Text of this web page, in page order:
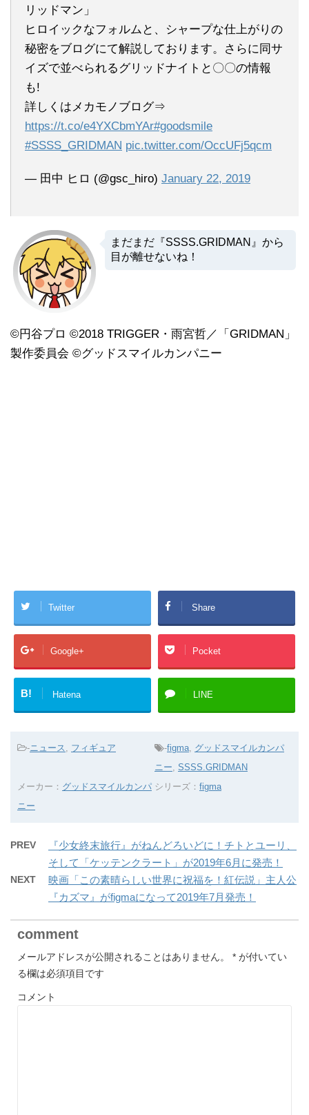
リッドマン」
ヒロイックなフォルムと、シャープな仕上がりの
秘密をブログにて解説しております。さらに同サ
イズで並べられるグリッドナイトと〇〇の情報
も!
詳しくはメカモノブログ⇒
https://t.co/e4YXCbmYAr#goodsmile
#SSSS_GRIDMAN pic.twitter.com/OccUFj5qcm
— 田中 ヒロ (@gsc_hiro) January 22, 2019
まだまだ『SSSS.GRIDMAN』から
目が離せないね！
©円谷プロ ©2018 TRIGGER・雨宮哲／「GRIDMAN」
製作委員会 ©グッドスマイルカンパニー
Twitter Share
Google+ Pocket
B! Hatena LINE
-ニュース フィギュア -figma グッドスマイルカンパ
ニー SSSS.GRIDMAN
メーカー： グッドスマイルカンパ
ニー
シリーズ： figma
PREV
『少女終末旅行』がねんどろいどに！チトとユーリ、
そして「ケッテンクラート」が2019年6月に発売！
NEXT
映画「この素晴らしい世界に祝福を！紅伝説」主人公
『カズマ』がfigmaになって2019年7月発売！
comment
メールアドレスが公開されることはありません。 * が付いてい
る欄は必須項目です
コメント